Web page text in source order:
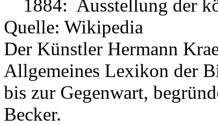
1884: Ausstellung der
Quelle: Wikipedia
Der Künstler Hermann
Allgemeines Lexikon der
bis zur Gegenwart,
Becker.